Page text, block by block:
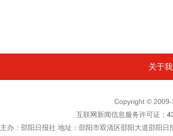
关于
Copyright © 2009-
互联网新闻信息服务许可证：
主办：邵阳日报社 地址：邵阳市双清区邵阳大道邵阳